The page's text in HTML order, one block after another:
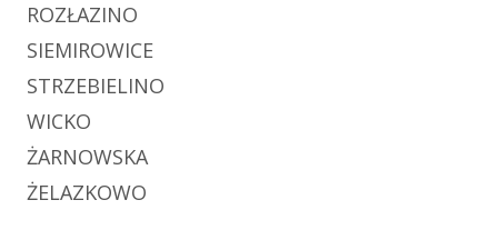
ROZŁAZINO
SIEMIROWICE
STRZEBIELINO
WICKO
ŻARNOWSKA
ŻELAZKOWO